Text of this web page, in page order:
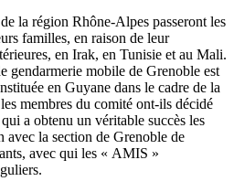
la région Rhône-Alpes passeront les
familles, en raison de leur
en Irak, en Tunisie et au Mali.
gendarmerie mobile de Grenoble est
en Guyane dans le cadre de la
membres du comité ont-ils décidé
a obtenu un véritable succès les
avec la section de Grenoble de
avec qui les « AMIS »